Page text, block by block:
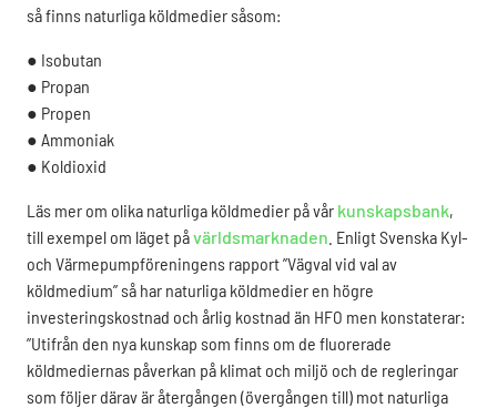
så finns naturliga köldmedier såsom:
● Isobutan
● Propan
● Propen
● Ammoniak
● Koldioxid
Läs mer om olika naturliga köldmedier på vår kunskapsbank,
till exempel om läget påvärldsmarknaden Enligt Svenska Kyl-
och Värmepumpföreningens rapport ”Vägval vid val av
köldmedium” så har naturliga köldmedier en högre
investeringskostnad och årlig kostnad än HFO men konstaterar:
”Utifrån den nya kunskap som finns om de fluorerade
köldmediernas påverkan på klimat och miljö och de regleringar
som följer därav är återgången (övergången till) mot naturliga